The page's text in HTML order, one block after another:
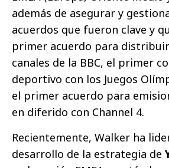
además de asegurar y
acuerdos que fueron clave y
primer acuerdo para
canales de la BBC, el primer
deportivo con los Juegos
el primer acuerdo para
en diferido con Channel 4.
Recientemente, Walker ha
desarrollo de la estrategia de